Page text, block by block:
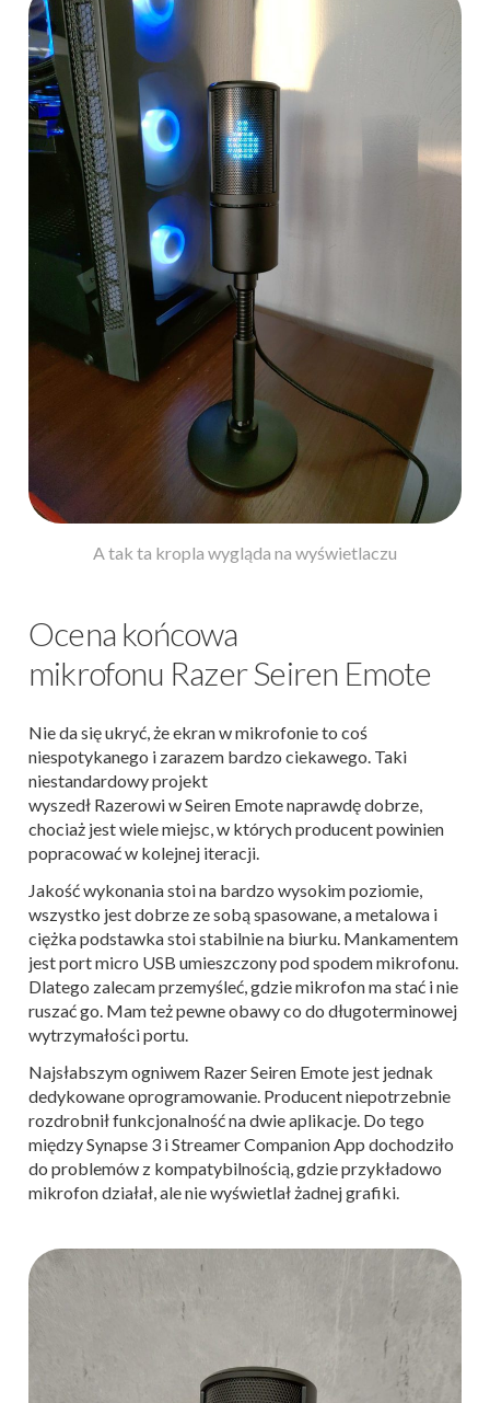
A tak ta kropla wygląda na wyświetlaczu
Ocena końcowa
mikrofonu Razer Seiren Emote
Nie da się ukryć, że ekran w mikrofonie to coś
niespotykanego i zarazem bardzo ciekawego. Taki
niestandardowy projekt
wyszedł Razerowi w Seiren Emote naprawdę dobrze,
chociaż jest wiele miejsc, w których producent powinien
popracować w kolejnej iteracji.
Jakość wykonania stoi na bardzo wysokim poziomie,
wszystko jest dobrze ze sobą spasowane, a metalowa i
ciężka podstawka stoi stabilnie na biurku. Mankamentem
jest port micro USB umieszczony pod spodem mikrofonu.
Dlatego zalecam przemyśleć, gdzie mikrofon ma stać i nie
ruszać go. Mam też pewne obawy co do długoterminowej
wytrzymałości portu.
Najsłabszym ogniwem Razer Seiren Emote jest jednak
dedykowane oprogramowanie. Producent niepotrzebnie
rozdrobnił funkcjonalność na dwie aplikacje. Do tego
między Synapse 3 i Streamer Companion App dochodziło
do problemów z kompatybilnością, gdzie przykładowo
mikrofon działał, ale nie wyświetlał żadnej grafiki.